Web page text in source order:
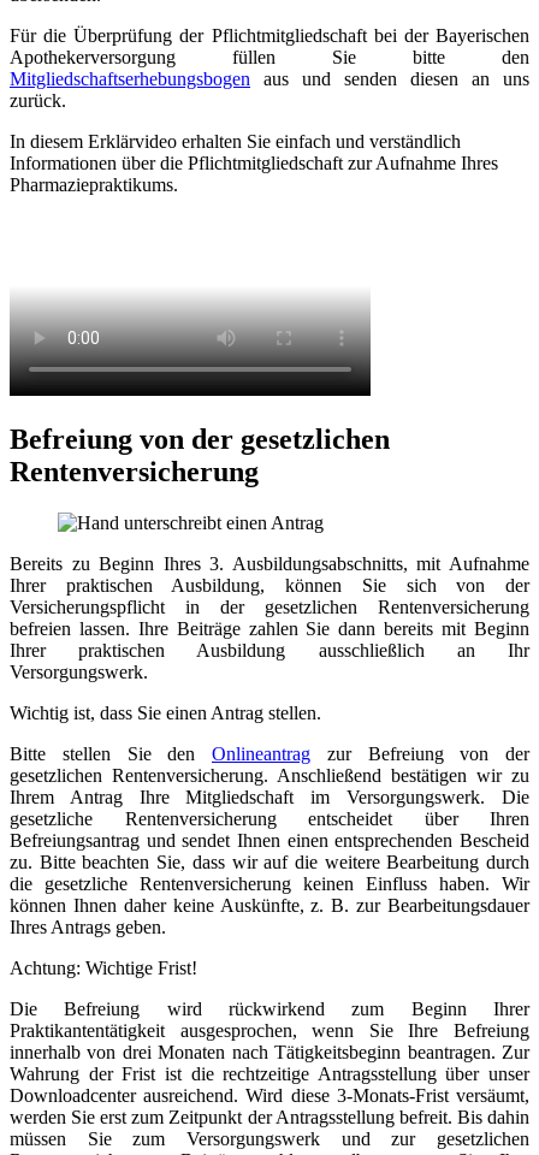
Für die Überprüfung der Pflichtmitgliedschaft bei der Bayerischen
Apothekerversorgung füllen Sie bitte den
Mitgliedschaftserhebungsbogen aus und senden diesen an uns
zurück.
In diesem Erklärvideo erhalten Sie einfach und verständlich
Informationen über die Pflichtmitgliedschaft zur Aufnahme Ihres
Pharmaziepraktikums.
Befreiung von der gesetzlichen
Rentenversicherung
Bereits zu Beginn Ihres 3. Ausbildungsabschnitts, mit Aufnahme
Ihrer praktischen Ausbildung, können Sie sich von der
Versicherungspflicht in der gesetzlichen Rentenversicherung
befreien lassen. Ihre Beiträge zahlen Sie dann bereits mit Beginn
Ihrer praktischen Ausbildung ausschließlich an Ihr
Versorgungswerk.
Wichtig ist, dass Sie einen Antrag stellen.
Bitte stellen Sie den Onlineantrag zur Befreiung von der
gesetzlichen Rentenversicherung. Anschließend bestätigen wir zu
Ihrem Antrag Ihre Mitgliedschaft im Versorgungswerk. Die
gesetzliche Rentenversicherung entscheidet über Ihren
Befreiungsantrag und sendet Ihnen einen entsprechenden Bescheid
zu. Bitte beachten Sie, dass wir auf die weitere Bearbeitung durch
die gesetzliche Rentenversicherung keinen Einfluss haben. Wir
können Ihnen daher keine Auskünfte, z. B. zur Bearbeitungsdauer
Ihres Antrags geben.
Achtung: Wichtige Frist!
Die Befreiung wird rückwirkend zum Beginn Ihrer
Praktikantentätigkeit ausgesprochen, wenn Sie Ihre Befreiung
innerhalb von drei Monaten nach Tätigkeitsbeginn beantragen. Zur
Wahrung der Frist ist die rechtzeitige Antragsstellung über unser
Downloadcenter ausreichend. Wird diese 3-Monats-Frist versäumt,
werden Sie erst zum Zeitpunkt der Antragsstellung befreit. Bis dahin
müssen Sie zum Versorgungswerk und zur gesetzlichen